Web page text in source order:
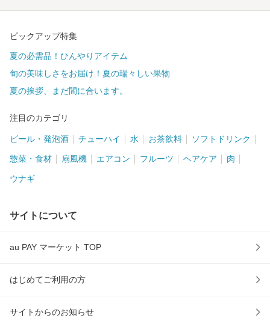
ピックアップ特集
夏の必需品！ひんやりアイテム
旬の美味しさをお届け！夏の瑞々しい果物
夏の挨拶、まだ間に合います。
注目のカテゴリ
ビール・発泡酒 チューハイ 水 お茶飲料 ソフトドリンク
惣菜・食材 扇風機 エアコン フルーツ ヘアケア 肉
ウナギ
サイトについて
au PAY マーケット TOP
はじめてご利用の方
サイトからのお知らせ